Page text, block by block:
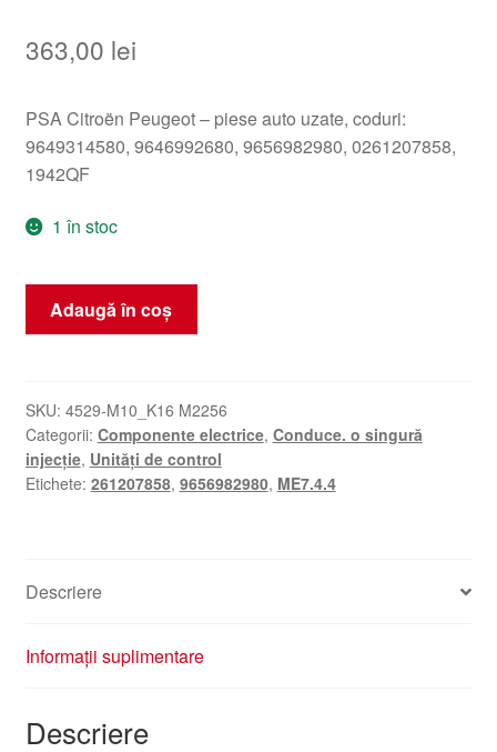
363,00 lei
PSA Citroën Peugeot – piese auto uzate, coduri:
9649314580, 9646992680, 9656982980, 0261207858,
1942QF
1 în stoc
Cantitate
Unitate
control
a
motorului
(ECU)
9656982980
Adaugă în coș
SKU: 4529-M10_K16 M2256
Categorii: Componente electrice, Conduce. o singură
injecție, Unități de control
Etichete: 261207858, 9656982980, ME7.4.4
Descriere
Informații suplimentare
Descriere